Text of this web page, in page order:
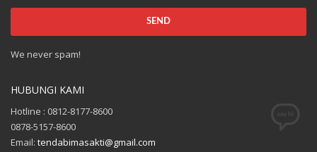
We never spam!
HUBUNGI KAMI
Hotline : 0812-8177-8600
0878-5157-8600
Email: tendabimasakti@gmail.com